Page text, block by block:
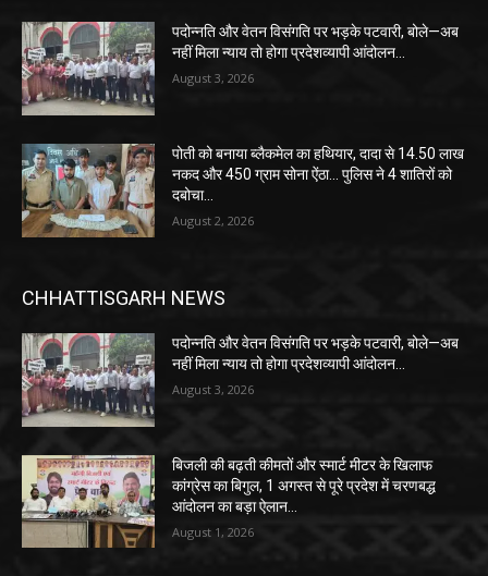
पदोन्नति और वेतन विसंगति पर भड़के पटवारी, बोले—अब
नहीं मिला न्याय तो होगा प्रदेशव्यापी आंदोलन…
August 3, 2026
पोती को बनाया ब्लैकमेल का हथियार, दादा से 14.50 लाख
नकद और 450 ग्राम सोना ऐंठा… पुलिस ने 4 शातिरों को
दबोचा…
August 2, 2026
CHHATTISGARH NEWS
पदोन्नति और वेतन विसंगति पर भड़के पटवारी, बोले—अब
नहीं मिला न्याय तो होगा प्रदेशव्यापी आंदोलन…
August 3, 2026
बिजली की बढ़ती कीमतों और स्मार्ट मीटर के खिलाफ
कांग्रेस का बिगुल, 1 अगस्त से पूरे प्रदेश में चरणबद्ध
आंदोलन का बड़ा ऐलान…
August 1, 2026